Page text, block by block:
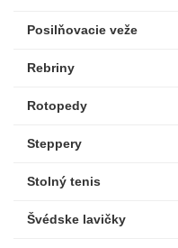
Posilňovacie veže
Rebriny
Rotopedy
Steppery
Stolný tenis
Švédske lavičky